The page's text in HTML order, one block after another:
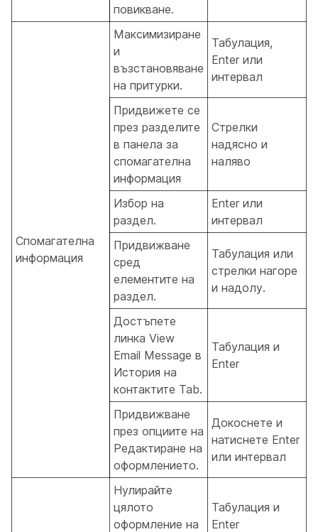
повикване.
Спомагателна
информация
Максимизиране
и
възстановяване
на притурки.
Табулация,
Enter или
интервал
Придвижете се
през разделите
в панела за
спомагателна
информация
Стрелки
надясно и
наляво
Избор на
раздел.
Enter или
интервал
Придвижване
сред
елементите на
раздел.
Табулация или
стрелки нагоре
и надолу.
Достъпете
линка View
Email Message в
История на
контактите Tab.
Табулация и
Enter
Придвижване
през опциите на
Редактиране на
оформлението.
Докоснете и
натиснете Enter
или интервал
Нулирайте
цялото
оформление на
Табулация и
Enter